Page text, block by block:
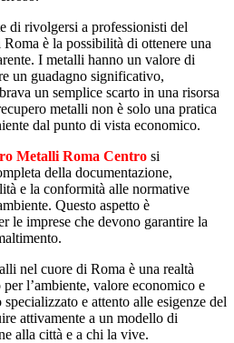
di rivolgersi a professionisti del
è la possibilità di ottenere una
I metalli hanno un valore di
un guadagno significativo,
un semplice scarto in una risorsa
metalli non è solo una pratica
dal punto di vista economico.
Metalli Roma Centro si
della documentazione,
e la conformità alle normative
Questo aspetto è
le imprese che devono garantire la
nel cuore di Roma è una realtà
l’ambiente, valore economico e
e attento alle esigenze del
attivamente a un modello di
alla città e a chi la vive.